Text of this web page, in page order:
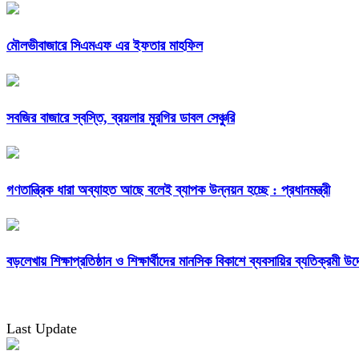
মৌলভীবাজারে সিএমএফ এর ইফতার মাহফিল
সবজির বাজারে স্বস্তি, ব্রয়লার মুরগির ডাবল সেঞ্চুরি
গণতান্ত্রিক ধারা অব্যাহত আছে বলেই ব্যাপক উন্নয়ন হচ্ছে : প্রধানমন্ত্রী
বড়লেখায় শিক্ষাপ্রতিষ্ঠান ও শিক্ষার্থীদের মানসিক বিকাশে ব্যবসায়ির ব্যতিক্রমী
Last Update